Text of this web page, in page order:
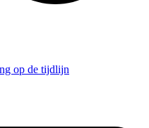
op de tijdlijn